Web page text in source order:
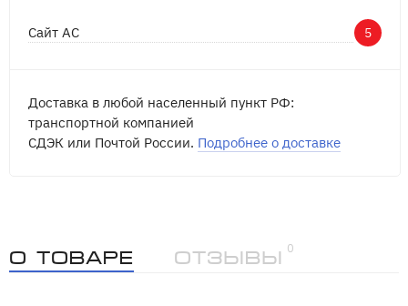
Сайт АС 5
Доставка в любой населенный пункт РФ:
транспортной компанией
СДЭК или Почтой России. Подробнее о доставке
О товаре Отзывы
0